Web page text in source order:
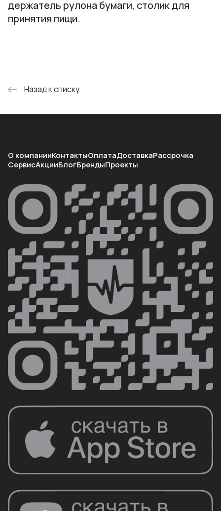
держатель рулона бумаги, столик для
принятия пищи.
Назад к списку
О компанииКонтактыОплатаДоставкаРассрочка
СервисАкцииБлогБрендыПроекты